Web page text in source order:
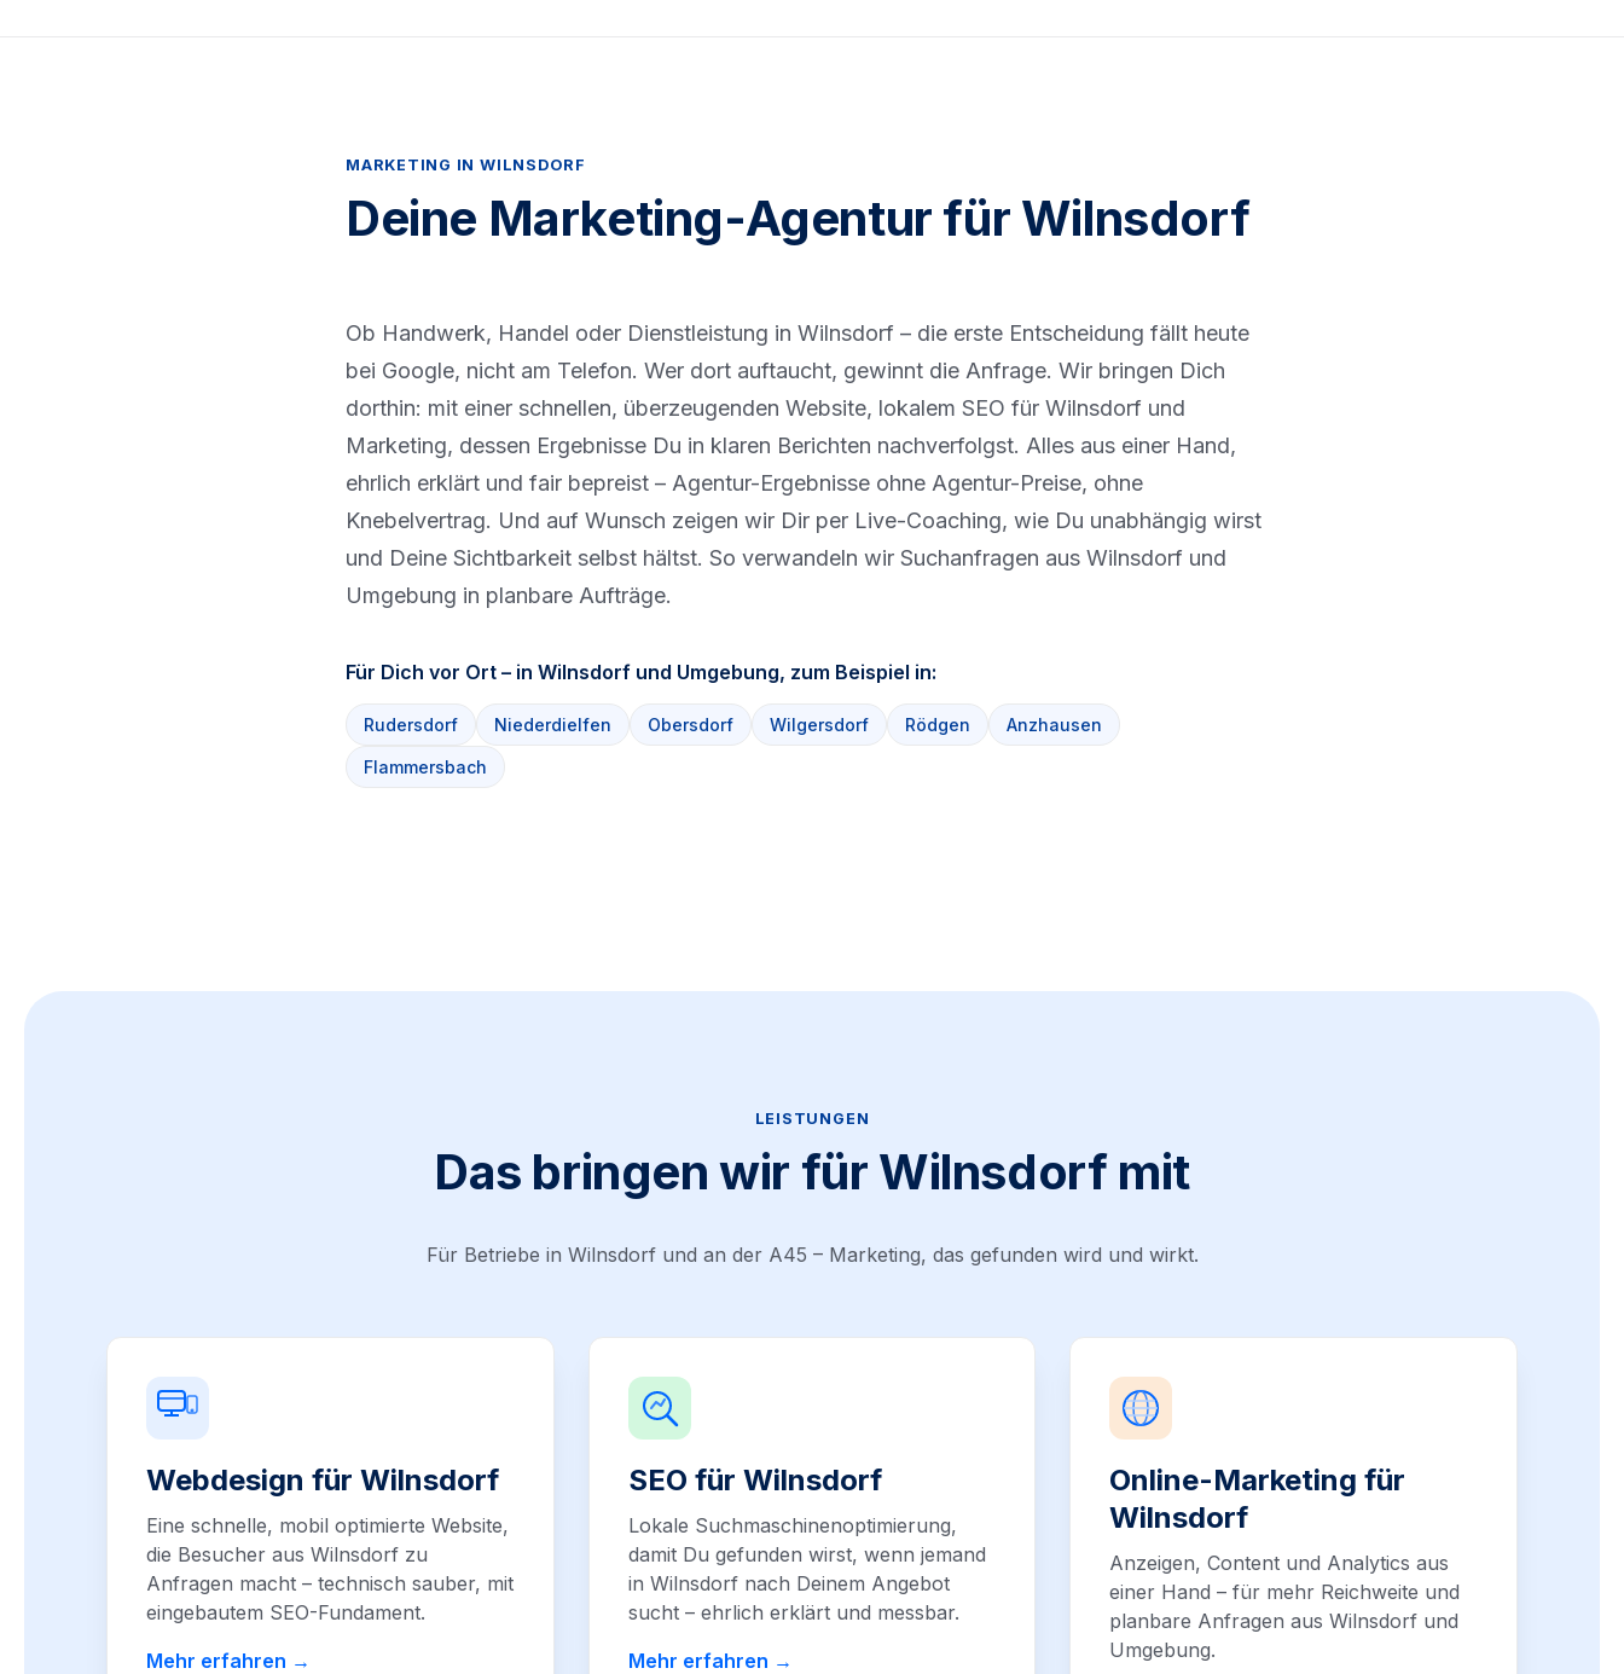
MARKETING IN WILNSDORF
Deine Marketing-Agentur für Wilnsdorf
Ob Handwerk, Handel oder Dienstleistung in Wilnsdorf – die erste Entscheidung fällt heute
bei Google, nicht am Telefon. Wer dort auftaucht, gewinnt die Anfrage. Wir bringen Dich
dorthin: mit einer schnellen, überzeugenden Website, lokalem SEO für Wilnsdorf und
Marketing, dessen Ergebnisse Du in klaren Berichten nachverfolgst. Alles aus einer Hand,
ehrlich erklärt und fair bepreist – Agentur-Ergebnisse ohne Agentur-Preise, ohne
Knebelvertrag. Und auf Wunsch zeigen wir Dir per Live-Coaching, wie Du unabhängig wirst
und Deine Sichtbarkeit selbst hältst. So verwandeln wir Suchanfragen aus Wilnsdorf und
Umgebung in planbare Aufträge.
Für Dich vor Ort – in Wilnsdorf und Umgebung, zum Beispiel in:
Rudersdorf Niederdielfen Obersdorf Wilgersdorf Rödgen Anzhausen
Flammersbach
LEISTUNGEN
Das bringen wir für Wilnsdorf mit
Für Betriebe in Wilnsdorf und an der A45 – Marketing, das gefunden wird und wirkt.
Webdesign für Wilnsdorf
Eine schnelle, mobil optimierte Website,
die Besucher aus Wilnsdorf zu
Anfragen macht – technisch sauber, mit
eingebautem SEO-Fundament.
Mehr erfahren →
SEO für Wilnsdorf
Lokale Suchmaschinenoptimierung,
damit Du gefunden wirst, wenn jemand
in Wilnsdorf nach Deinem Angebot
sucht – ehrlich erklärt und messbar.
Mehr erfahren →
Online-Marketing für
Wilnsdorf
Anzeigen, Content und Analytics aus
einer Hand – für mehr Reichweite und
planbare Anfragen aus Wilnsdorf und
Umgebung.